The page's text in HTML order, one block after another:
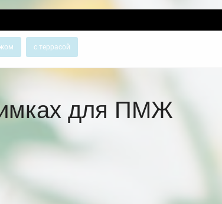
с террасой
для ПМЖ